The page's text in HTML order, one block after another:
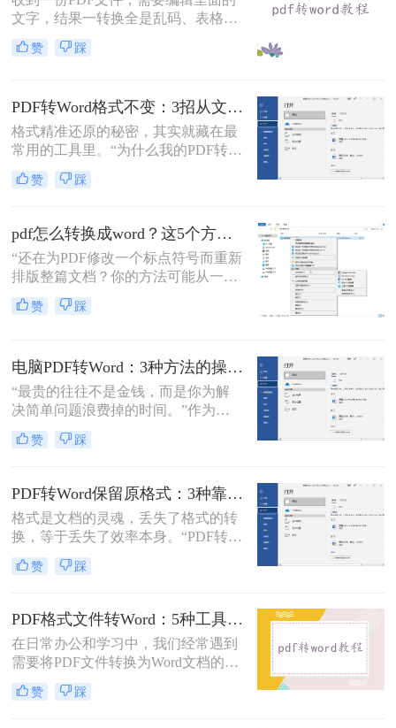
文字，结果一转换全是乱码、表格错
位、图片跑偏——这种糟心事估计不
少人都遇到过。其实pdf怎么转换成
的PDF是什么类型、要转几个文件、
对排版要求高不高。本文就按不同场
景，把我自己实际用过、觉得靠谱的
转、批量处理、以及对排版要求高时
了。
赞 踩
PDF转Word格式不变：3招从文件选择到输出设置全流程！
格式精准还原的秘密，其实就藏在最
常用的工具里。“为什么我的PDF转成
Word后，格式全乱了？”——这是小
编在后台收到最多的问题之一。相信
疼：一份精心排版的报告、合同或方
案，转换后却面目全非，表格错位、
字体变异、版面混乱，不得不花费大
量时间重新调整。
赞 踩
pdf怎么转换成word？这5个方法亲测有效，职场人必备技能！
“还在为PDF修改一个标点符号而重新
排版整篇文档？你的方法可能从一开
始就错了。”作为一名深耕电脑办公
软件领域多年的测评博主，小编每天
赞 踩
电脑PDF转Word：3种方法的操作步骤和常见报错处理！
“最贵的往往不是金钱，而是你为解
决简单问题浪费掉的时间。”作为专
注电脑办公软件测评多年的博
主，“电脑怎么将pdf转换成word免
背后，是无数职场人和内容创作者面
对合同、报告、文献时，渴望高效提
取、编辑信息的真切需求。
赞 踩
PDF转Word保留原格式：3种靠谱方法的关键参数配置！
格式是文档的灵魂，丢失了格式的转
换，等于丢失了效率本身。“PDF转完
Word，排版全乱了，还不如自己重打
一遍！”这是小编在后台收到最多的
域多年的测评博主，我深知一份格式
错乱、需要手动调整数小时的Word文
档，对职场人来说是多么糟糕的体
验。那么pdf转word如何保留原格式
呢？
赞 踩
PDF格式文件转Word：5种工具按文件来源和用途对照选择！
在日常办公和学习中，我们经常遇到
需要将PDF文件转换为Word文档的需
求。PDF格式的文件如何转Word一直
是困扰许多用户的难题。无论是需要
赞 踩